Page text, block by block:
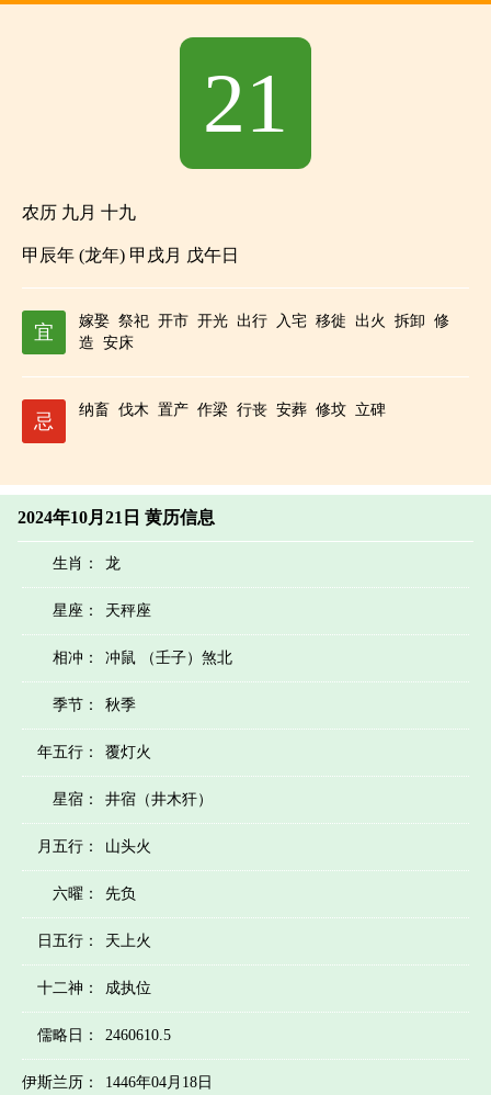
21
农历 九月 十九
甲辰年 (龙年) 甲戌月 戊午日
宜
嫁娶 祭祀 开市 开光 出行 入宅 移徙 出火 拆卸 修
造 安床
忌
纳畜 伐木 置产 作梁 行丧 安葬 修坟 立碑
2024年10月21日 黄历信息
生肖： 龙
星座： 天秤座
相冲： 冲鼠 （壬子）煞北
季节： 秋季
年五行： 覆灯火
星宿： 井宿（井木犴）
月五行： 山头火
六曜： 先负
日五行： 天上火
十二神： 成执位
儒略日： 2460610.5
伊斯兰历： 1446年04月18日